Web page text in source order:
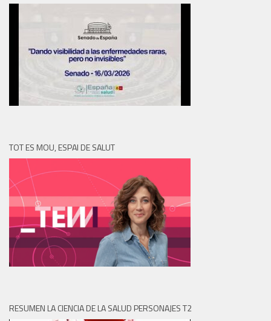
TOT ES MOU, ESPAI DE SALUT
RESUMEN LA CIENCIA DE LA SALUD PERSONAJES T2